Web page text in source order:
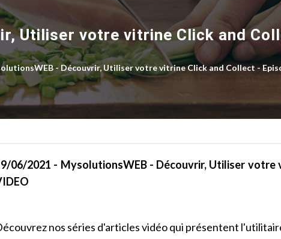
Utiliser votre vitrine Click and
- Découvrir, Utiliser votre vitrine Click and Collect -
06/2021 - MysolutionsWEB - Découvrir, Utiliser votre
nos séries d'articles vidéo qui présentent